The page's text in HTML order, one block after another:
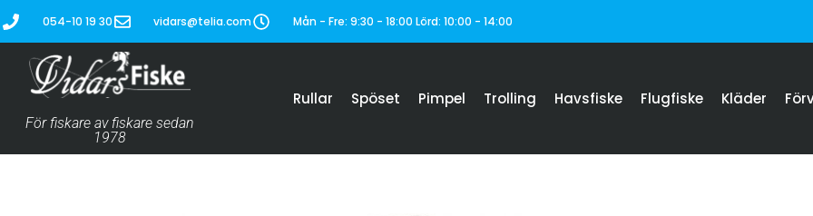
054-10 19 30 vidars@telia.com Mån - Fre: 9:30 - 18:00 Lörd: 10:00 - 14:00
För fiskare av fiskare sedan
1978
Rullar Spöset Pimpel Trolling Havsfiske Flugfiske Kläder